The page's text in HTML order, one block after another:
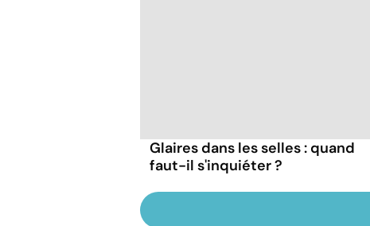
Glaires dans les selles : quand
faut-il s'inquiéter ?